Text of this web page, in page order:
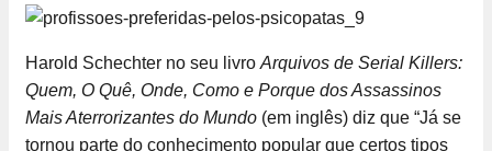
Harold Schechter no seu livro Arquivos de Serial Killers:
Quem, O Quê, Onde, Como e Porque dos Assassinos
Mais Aterrorizantes do Mundo (em inglês) diz que “Já se
tornou parte do conhecimento popular que certos tipos